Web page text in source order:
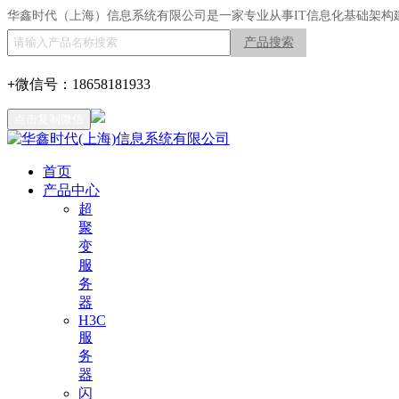
华鑫时代（上海）信息系统有限公司是一家专业从事IT信息化基础架构
产品搜索
+微信号： 18658181933
首页
产品中心
超
聚
变
服
务
器
H3C
服
务
器
闪